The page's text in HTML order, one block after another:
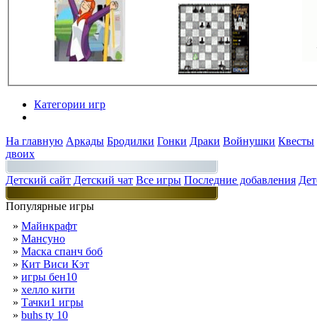
Категории игр
На главную Аркады Бродилки Гонки Драки Войнушки Квесты
двоих
Детский сайт Детский чат Все игры Последние добавления
Популярные игры
» Майнкрафт
» Мансуно
» Маска спанч боб
» Кит Виси Кэт
» игры бен10
» хелло кити
» Тачки1 игры
» buhs ty 10